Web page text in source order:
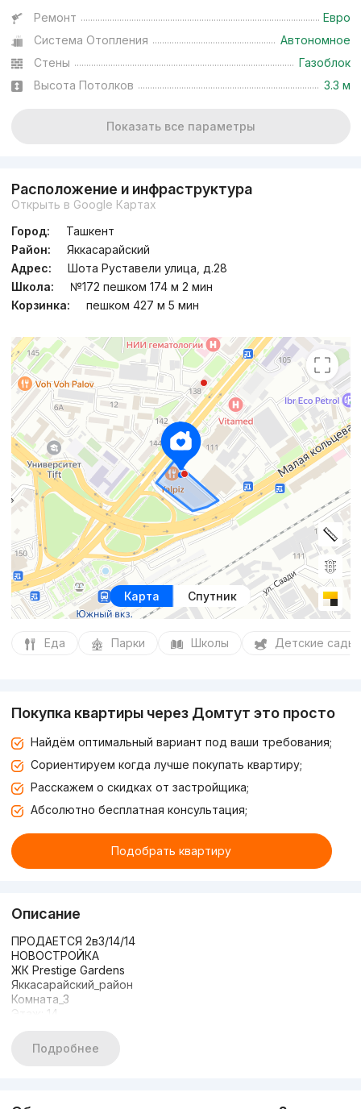
Ремонт
Евро
Система Отопления
Автономное
Стены
Газоблок
Высота Потолков
3.3 м
Показать все параметры
Расположение и инфраструктура
Открыть в Google Картах
Город:
Ташкент
Район:
Яккасарайский
Адрес:
Шота Руставели улица, д.28
Школа:
№172 пешком 174 м 2 мин
Корзинка:
пешком 427 м 5 мин
Карта Спутник
Еда Парки Школы Детские сады
Покупка квартиры через Домтут это просто
Найдём оптимальный вариант под ваши требования;
Сориентируем когда лучше покупать квартиру;
Расскажем о скидках от застройщика;
Абсолютно бесплатная консультация;
Подобрать квартиру
Описание
ПРОДАЕТСЯ 2в3/14/14
НОВОСТРОЙКА
ЖК Prestige Gardens
Яккасарайский_район
Комната_3
Этаж: 14
Общая площадь: 60м2
Состояние: с ремонтом
Подробнее